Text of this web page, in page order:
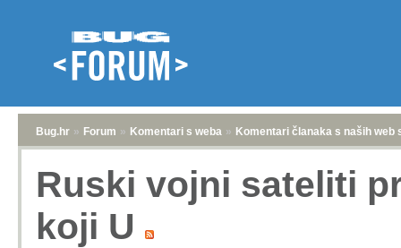
Bug.hr » Forum » Komentari s weba » Komentari članaka s naših web
Ruski vojni sateliti
koji U